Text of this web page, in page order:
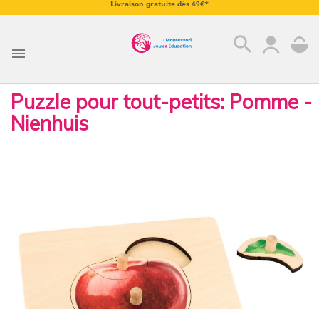
Livraison gratuite dès 49€*
 search
Puzzle pour tout-petits: Pomme -
Nienhuis